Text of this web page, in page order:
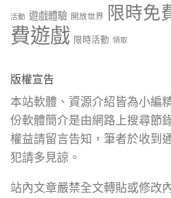
活動 遊戲體驗 開放世界 限時免
費遊戲 限時活動 領取
版權宣告
本站軟體、資源介紹皆為小編
份軟體簡介是由網路上搜尋節
權益請留言告知，筆者於收到
犯請多見諒。
站內文章嚴禁全文轉貼或修改